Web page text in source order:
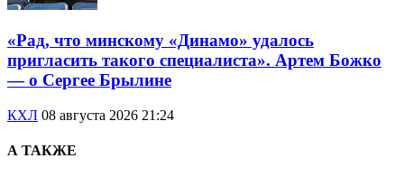
«Рад, что минскому «Динамо» удалось
пригласить такого специалиста». Артем Божко
— о Сергее Брылине
КХЛ 08 августа 2026 21:24
А ТАКЖЕ